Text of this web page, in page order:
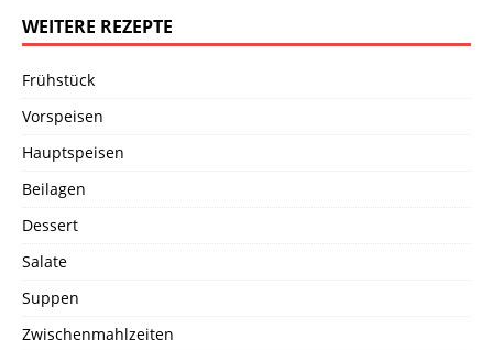
WEITERE REZEPTE
Frühstück
Vorspeisen
Hauptspeisen
Beilagen
Dessert
Salate
Suppen
Zwischenmahlzeiten